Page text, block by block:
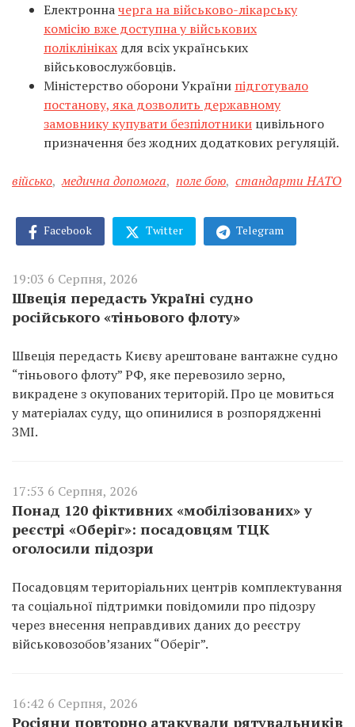
Електронначерга на військово-лікарську
комісію вже доступна у військових
поліклініках для всіх українських
військовослужбовців.
Міністерство оборони України підготувало
постанову, яка дозволить державному
замовнику купувати безпілотники цивільного
призначення без жодних додаткових регуляцій.
військо, медична допомога, поле бою, стандарти НАТО
Facebook Twitter Telegram
19:03 6 Серпня, 2026
Швеція передасть Україні судно
російського «тіньового флоту»
Швеція передасть Києву арештоване вантажне судно
“тіньового флоту” РФ, яке перевозило зерно,
викрадене з окупованих територій. Про це мовиться
у матеріалах суду, що опинилися в розпорядженні
ЗМІ.
17:53 6 Серпня, 2026
Понад 120 фіктивних «мобілізованих» у
реєстрі «Оберіг»: посадовцям ТЦК
оголосили підозри
Посадовцям територіальних центрів комплектування
та соціальної підтримки повідомили про підозру
через внесення неправдивих даних до реєстру
військовозобов’язаних “Оберіг”.
16:42 6 Серпня, 2026
Росіяни повторно атакували рятувальників